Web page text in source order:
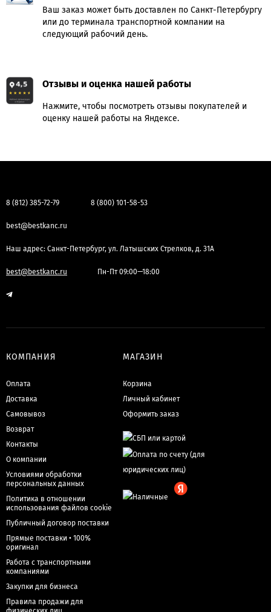
Ваш заказ может быть доставлен по Санкт-Петербургу
или до терминала транспортной компании на
следующий рабочий день.
Отзывы и оценка нашей работы
Нажмите, чтобы посмотреть отзывы покупателей и
оценку нашей работы на Яндексе.
8 (812) 385-72-79 8 (800) 101-58-53
best@bestkanc.ru
Наш адрес: Санкт-Петербург, ул. Латышских Стрелков, д. 31А
best@bestkanc.ru Пн-Пт 09:00—18:00
КОМПАНИЯ
Оплата
Доставка
Самовывоз
Возврат
Контакты
О компании
Условиями обработки
персональных данных
Политика в отношении
использования файлов cookie
Публичный договор поставки
Прямые поставки • 100%
оригинал
Работа с транспортными
компаниями
Закупки для бизнеса
Правила продажи для
МАГАЗИН
Корзина
Личный кабинет
Оформить заказ